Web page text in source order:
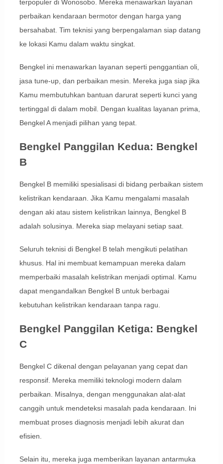
terpopuler di Wonosobo. Mereka menawarkan layanan
perbaikan kendaraan bermotor dengan harga yang
bersahabat. Tim teknisi yang berpengalaman siap datang
ke lokasi Kamu dalam waktu singkat.
Bengkel ini menawarkan layanan seperti penggantian oli,
jasa tune-up, dan perbaikan mesin. Mereka juga siap jika
Kamu membutuhkan bantuan darurat seperti kunci yang
tertinggal di dalam mobil. Dengan kualitas layanan prima,
Bengkel A menjadi pilihan yang tepat.
Bengkel Panggilan Kedua: Bengkel
B
Bengkel B memiliki spesialisasi di bidang perbaikan sistem
kelistrikan kendaraan. Jika Kamu mengalami masalah
dengan aki atau sistem kelistrikan lainnya, Bengkel B
adalah solusinya. Mereka siap melayani setiap saat.
Seluruh teknisi di Bengkel B telah mengikuti pelatihan
khusus. Hal ini membuat kemampuan mereka dalam
memperbaiki masalah kelistrikan menjadi optimal. Kamu
dapat mengandalkan Bengkel B untuk berbagai
kebutuhan kelistrikan kendaraan tanpa ragu.
Bengkel Panggilan Ketiga: Bengkel
C
Bengkel C dikenal dengan pelayanan yang cepat dan
responsif. Mereka memiliki teknologi modern dalam
perbaikan. Misalnya, dengan menggunakan alat-alat
canggih untuk mendeteksi masalah pada kendaraan. Ini
membuat proses diagnosis menjadi lebih akurat dan
efisien.
Selain itu, mereka juga memberikan layanan antarmuka